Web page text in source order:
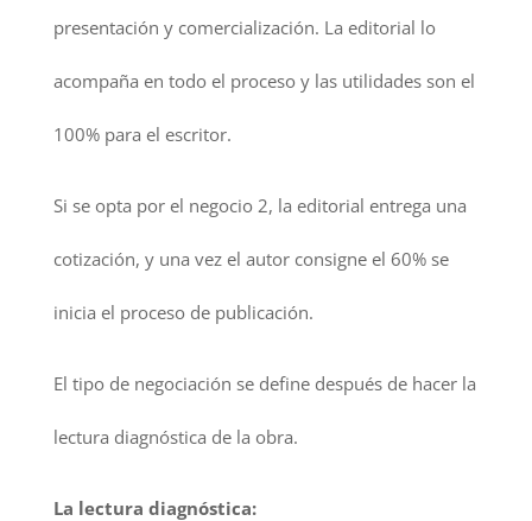
presentación y comercialización. La editorial lo
acompaña en todo el proceso y las utilidades son el
100% para el escritor.
Si se opta por el negocio 2, la editorial entrega una
cotización, y una vez el autor consigne el 60% se
inicia el proceso de publicación.
El tipo de negociación se define después de hacer la
lectura diagnóstica de la obra.
La lectura diagnóstica: